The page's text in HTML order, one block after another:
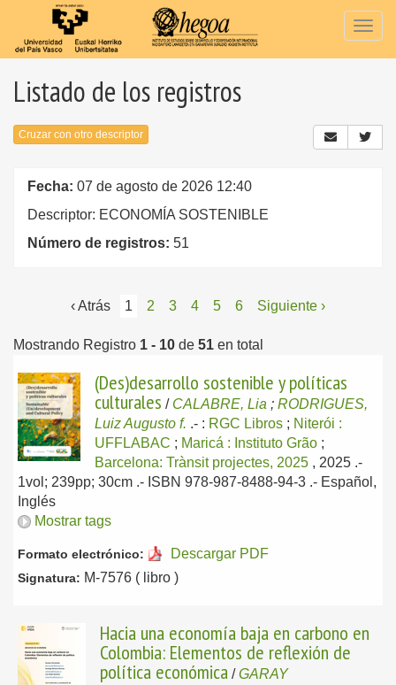
Listado de los registros
Cruzar con otro descriptor
Fecha: 07 de agosto de 2026 12:40
Descriptor: ECONOMÍA SOSTENIBLE
Número de registros: 51
‹ Atrás 1 2 3 4 5 6 Siguiente ›
Mostrando Registro 1 - 10 de 51 en total
(Des)desarrollo sostenible y políticas
culturales / CALABRE, Lia ; RODRIGUES,
Luiz Augusto f. .- : RGC Libros ; Niterói :
UFFLABAC ; Maricá : Instituto Grão ;
Barcelona: Trànsit projectes, 2025 , 2025 .-
1vol; 239pp; 30cm .- ISBN 978-987-8488-94-3 .- Español,
Inglés
Mostrar tags
Formato electrónico: Descargar PDF
Signatura: M-7576 ( libro )
Hacia una economía baja en carbono en
Colombia: Elementos de reflexión de
política económica /GARAY